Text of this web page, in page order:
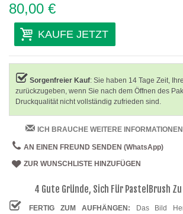
80,00 €
KAUFE JETZT
Sorgenfreier Kauf: Sie haben 14 Tage Zeit,
zurückzugeben, wenn Sie nach dem Öffnen des
Druckqualität nicht vollständig zufrieden sind.
ICH BRAUCHE WEITERE INFORMATIONEN
AN EINEN FREUND SENDEN (WhatsApp)
ZUR WUNSCHLISTE HINZUFÜGEN
4 Gute Gründe, Sich Für PastelBrush
FERTIG ZUM AUFHÄNGEN:
Das Bild